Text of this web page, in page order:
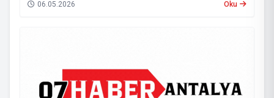
fiyatlarında yeni bir düzenlemeye gidilecek.
06.05.2026 Oku